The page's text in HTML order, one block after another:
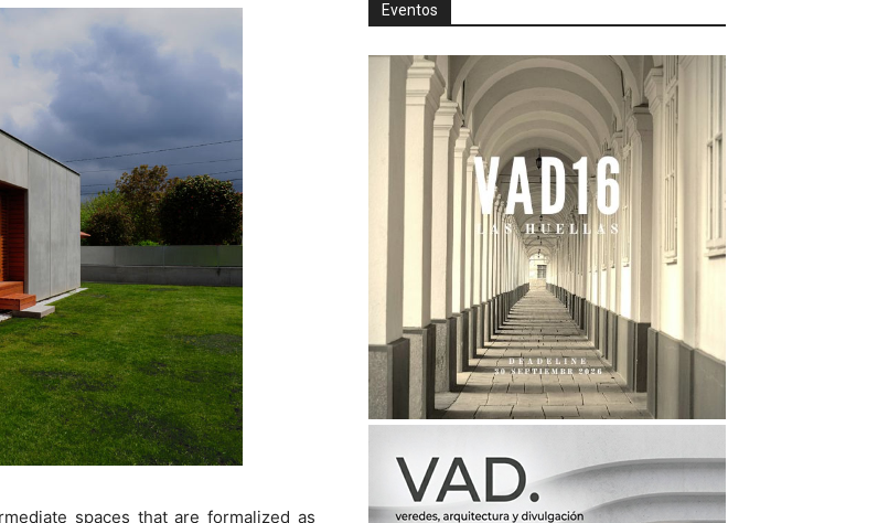
spaces that are formalized as
Eventos